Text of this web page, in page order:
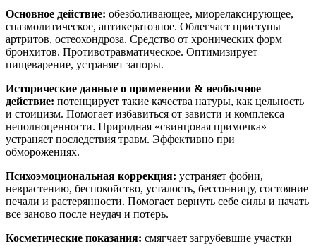
Основное действие: обезболивающее, миорелаксирующее,
спазмолитическое, антикератозное. Облегчает приступы
артритов, остеохондроза. Средство от хронических форм
бронхитов. Противотравматическое. Оптимизирует
пищеварение, устраняет запоры.
Исторические данные о применении & необычное
действие: потенцирует такие качества натуры, как цельность
и стоицизм. Помогает избавиться от зависти и комплекса
неполноценности. Природная «свинцовая примочка» —
устраняет последствия травм. Эффективно при
обморожениях.
Психоэмоциональная коррекция: устраняет фобии,
неврастению, беспокойство, усталость, бессонницу, состояние
печали и растерянности. Помогает вернуть себе силы и начать
все заново после неудач и потерь.
Косметические показания: смягчает загрубевшие участки